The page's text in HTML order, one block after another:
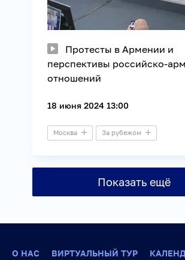
Протесты в Армении и
перспективы российско-
отношений
18 июня 2024 13:00
Москва За рубежом
Круглый стол
Внешняя политика ЕАЭС
ОДКБ Общество
Показать ещё
О НАС ВИРТУАЛЬНЫЙ ТУР